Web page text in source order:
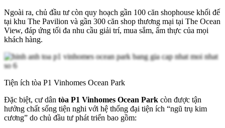
Ngoài ra, chủ đầu tư còn quy hoạch gần 100 căn shophouse khối đế
tại khu The Pavilion và gần 300 căn shop thương mại tại The Ocean
View, đáp ứng tối đa nhu cầu giải trí, mua sắm, ẩm thực của mọi
khách hàng.
Tiện ích tòa P1 Vinhomes Ocean Park
Đặc biệt, cư dân tòa P1 Vinhomes Ocean Park còn được tận
hưởng chất sống tiện nghi với hệ thống đại tiện ích “ngũ trụ kim
cương” do chủ đầu tư phát triển bao gồm: